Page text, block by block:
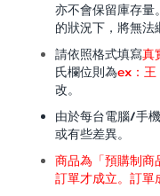
亦不會保留庫存量
的狀況下，將無法
請依照格式填寫真
氏欄位則為ex：王
改。
由於每台電腦/手
或有些差異。
商品為「預購制
訂單才成立。訂單